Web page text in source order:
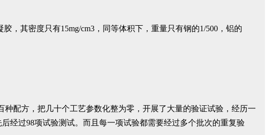
，其密度只有15mg/cm3，同等体积下，重量只有钢的1/500，铝的
配方，把几十个工艺参数化整为零，开展了大量的验证试验，经历一
经过98项试验测试。而且每一项试验都需要经过多个批次的重复验